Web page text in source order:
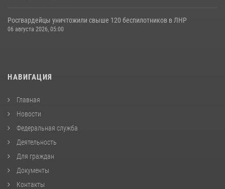
Росгвардейцы уничтожили свыше 120 беспилотников в ЛНР
06 августа 2026, 05:00
НАВИГАЦИЯ
Главная
Новости
Федеральная служба
Деятельность
Для граждан
Документы
Контакты